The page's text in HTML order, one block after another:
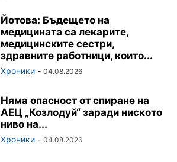
Йотова: Бъдещето на
медицината са лекарите,
медицинските сестри,
здравните работници, които...
Хроники - 04.08.2026
Няма опасност от спиране на
АЕЦ „Козлодуй“ заради ниското
ниво на...
Хроники - 04.08.2026